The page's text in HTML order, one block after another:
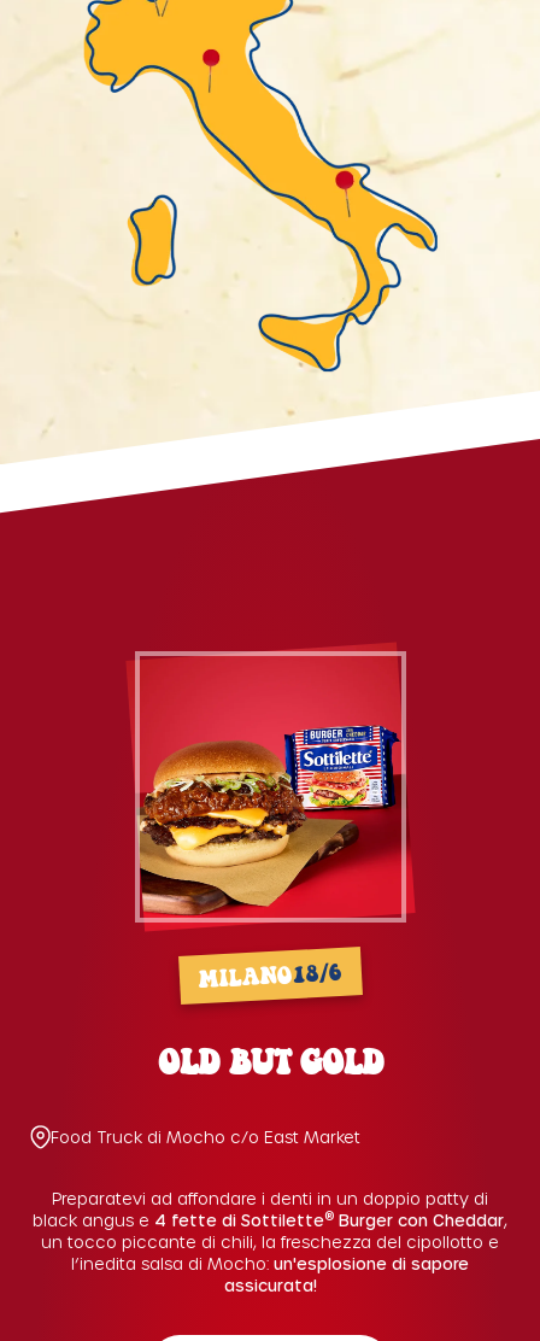
MILANO18/6
OLD BUT GOLD
Food Truck di Mocho c/o East Market
Preparatevi ad affondare i denti in un doppio patty di
black angus e 4 fette di Sottilette® Burger con Cheddar,
un tocco piccante di chili, la freschezza del cipollotto e
l’inedita salsa di Mocho: un'esplosione di sapore
assicurata!